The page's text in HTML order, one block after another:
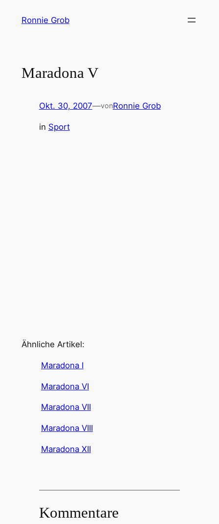
InhaltRonnie Grob
Maradona V
Okt. 30, 2007—vonRonnie Grob
in Sport
Ähnliche Artikel:
Maradona I
Maradona VI
Maradona VII
Maradona VIII
Maradona XII
Kommentare